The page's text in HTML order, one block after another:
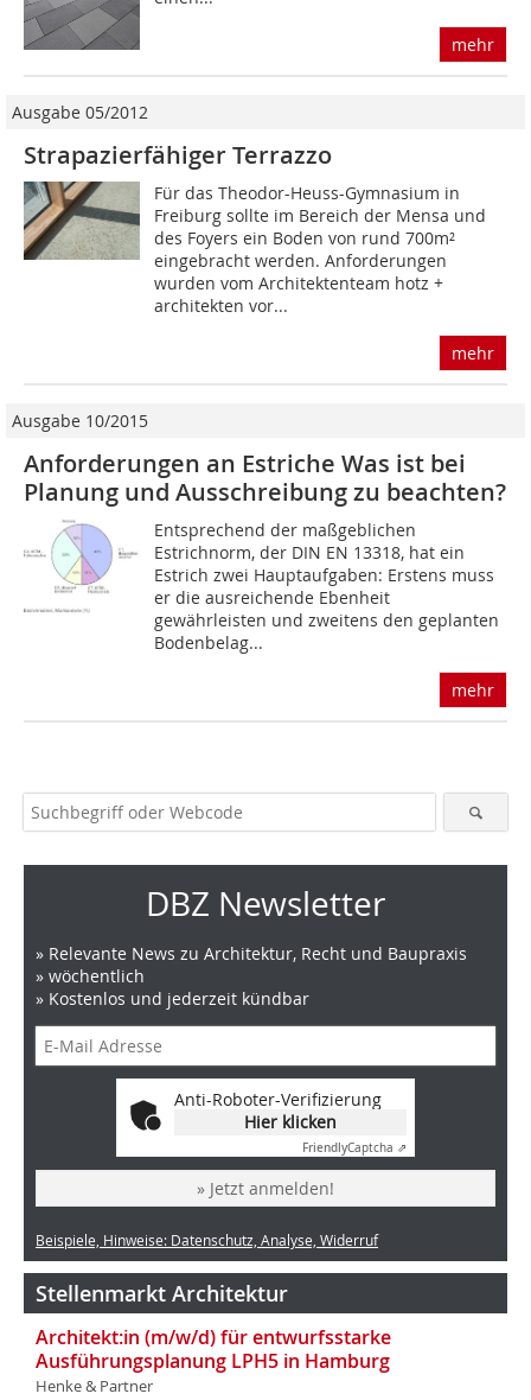
mehr
Ausgabe 05/2012
Strapazierfähiger Terrazzo
Für das Theodor-Heuss-Gymnasium in
Freiburg sollte im Bereich der Mensa und
des Foyers ein Boden von rund 700m²
eingebracht werden. Anforderungen
wurden vom Architektenteam hotz +
architekten vor...
mehr
Ausgabe 10/2015
Anforderungen an Estriche Was ist bei
Planung und Ausschreibung zu beachten?
Entsprechend der maßgeblichen
Estrichnorm, der DIN EN 13318, hat ein
Estrich zwei Hauptaufgaben: Erstens muss
er die ausreichende Ebenheit
gewährleisten und zweitens den geplanten
Bodenbelag...
mehr
DBZ Newsletter
» Relevante News zu Architektur, Recht und Baupraxis
» wöchentlich
» Kostenlos und jederzeit kündbar
Anti-Roboter-Verifizierung
Hier klicken
FriendlyCaptcha ⇗
» Jetzt anmelden!
Beispiele, Hinweise: Datenschutz, Analyse, Widerruf
Stellenmarkt Architektur
Architekt:in (m/w/d) für entwurfsstarke
Ausführungsplanung LPH5 in Hamburg
Henke & Partner